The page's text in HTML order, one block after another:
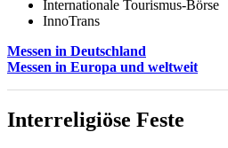
Internationale Tourismus-Börse
InnoTrans
Messen in Deutschland
Messen in Europa und weltweit
Interreligiöse Feste